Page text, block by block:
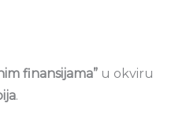
finansijama” u okviru
.